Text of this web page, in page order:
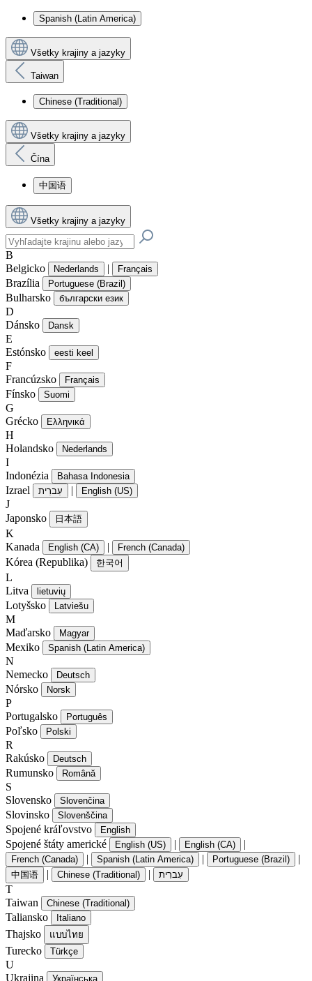
Spanish (Latin America)
Všetky krajiny a jazyky
Taiwan
Chinese (Traditional)
Všetky krajiny a jazyky
Čína
中国语
Všetky krajiny a jazyky
B
Belgicko
Nederlands | Français
Brazília Portuguese (Brazil)
Bulharsko български език
D
Dánsko
Dansk
E
Estónsko
eesti keel
F
Francúzsko
Français
Fínsko Suomi
G
Grécko
Ελληνικά
H
Holandsko
Nederlands
I
Indonézia
Bahasa Indonesia
Izrael עִברִית | English (US)
J
Japonsko
日本語
K
Kanada
English (CA) | French (Canada)
Kórea (Republika) 한국어
L
Litva
lietuvių
Lotyšsko Latviešu
M
Maďarsko
Magyar
Mexiko Spanish (Latin America)
N
Nemecko
Deutsch
Nórsko Norsk
P
Portugalsko
Português
Poľsko Polski
R
Rakúsko
Deutsch
Rumunsko Română
S
Slovensko
Slovenčina
Slovinsko Slovenščina
Spojené kráľovstvo English
Spojené štáty americké English (US) | English (CA) |
French (Canada) | Spanish (Latin America) | Portuguese (Brazil) |
中国语 | Chinese (Traditional) | עִברִית
T
Taiwan
Chinese (Traditional)
Taliansko Italiano
Thajsko แบบไทย
Turecko Türkçe
U
Ukrajina
Українська